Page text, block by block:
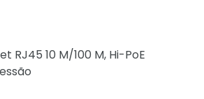
RJ45 10 M/100 M, Hi-PoE